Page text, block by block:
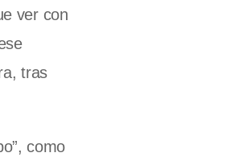
ver con
tras
como